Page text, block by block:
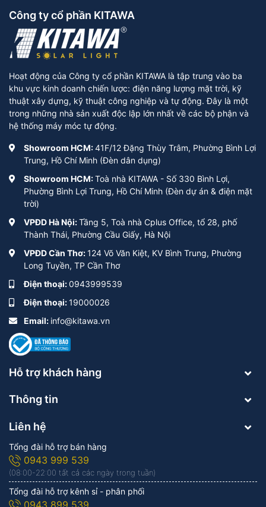
Công ty cổ phần KITAWA
Hoạt động của Công ty cổ phần KITAWA là tập trung vào ba
khu vực kinh doanh chiến lược: điện năng lượng mặt trời, kỹ
thuật xây dựng, kỹ thuật công nghiệp và tự động. Đây là một
trong những nhà sản xuất độc lập lớn nhất về các bộ phận và
hệ thống máy móc tự động.
Showroom HCM:41F/12 Đặng Thùy Trâm, Phường Bình Lợi
Trung, Hồ Chí Minh (Đèn dân dụng)
Showroom HCM:Toà nhà KITAWA - Số 330 Bình Lợi,
Phường Bình Lợi Trung, Hồ Chí Minh (Đèn dự án & điện mặt
trời)
VPĐD Hà Nội:Tầng 5, Toà nhà Cplus Office, tổ 28, phố
Thành Thái, Phường Cầu Giấy, Hà Nội
VPĐD Cần Thơ:124 Võ Văn Kiệt, KV Bình Trung, Phường
Long Tuyền, TP Cần Thơ
Điện thoại:0943999539
Điện thoại:19000026
Email: info@kitawa.vn
Hỗ trợ khách hàng
Thông tin
Liên hệ
Tổng đài hỗ trợ bán hàng
0943 999 539
(08:00-22:00 tất cả các ngày trong tuần)
Tổng đài hỗ trợ kênh sỉ - phân phối
0943 899 539